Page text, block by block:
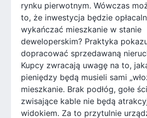
rynku pierwotnym. Wówczas
to, że inwestycja będzie
wykańczać mieszkanie w stanie
deweloperskim? Praktyka
dopracować sprzedawaną
Kupcy zwracają uwagę na to,
pieniędzy będą musieli sami
mieszkanie. Brak podłóg, gołe
zwisające kable nie będą
widokiem. Za to przytulnie